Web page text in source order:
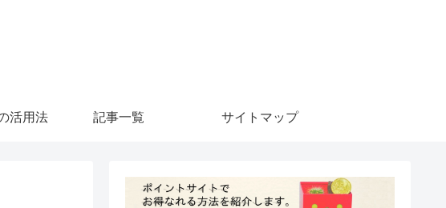
活用法 記事一覧 サイトマップ